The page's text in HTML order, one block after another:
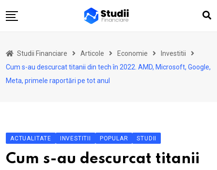
to
Actualitate
Investiții
Studii Financiare Articole Economie
Investitii
Cum s-au descurcat titanii din tech în 2022. AMD, Microsoft, Google,
Meta, primele raportări pe tot anul
ACTUALITATE INVESTITII POPULAR STUDII
Cum s-au descurcat titanii